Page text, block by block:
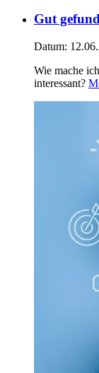
Gut
Datum:
Wie mache
interessant?